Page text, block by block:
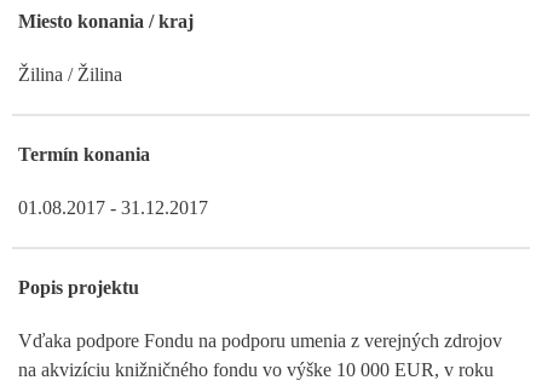
Miesto konania / kraj
Žilina / Žilina
Termín konania
01.08.2017 - 31.12.2017
Popis projektu
Vďaka podpore Fondu na podporu umenia z verejných zdrojov
na akvizíciu knižničného fondu vo výške 10 000 EUR, v roku